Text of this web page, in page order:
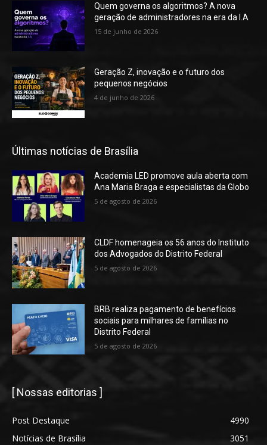
Quem governa os algoritmos? A nova
geração de administradores na era da I.A
15 de junho de 2026
Geração Z, inovação e o futuro dos
pequenos negócios
4 de junho de 2026
Últimas notícias de Brasília
Academia LED promove aula aberta com
Ana Maria Braga e especialistas da Globo
5 de agosto de 2026
CLDF homenageia os 56 anos do Instituto
dos Advogados do Distrito Federal
5 de agosto de 2026
BRB realiza pagamento de benefícios
sociais para milhares de famílias no
Distrito Federal
5 de agosto de 2026
[ Nossas editorias ]
Post Destaque
4990
Notícias de Brasília
3051